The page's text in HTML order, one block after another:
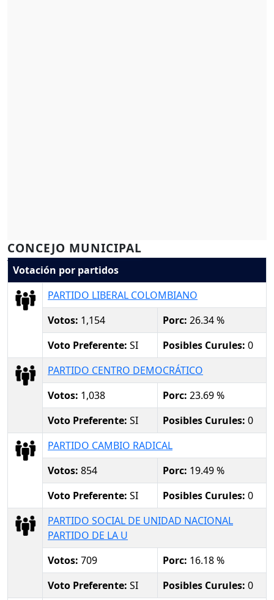
CONCEJO MUNICIPAL
Votación por partidos
PARTIDO LIBERAL COLOMBIANO
Votos: 1,154 Porc: 26.34 %
Voto Preferente: SI Posibles Curules: 0
PARTIDO CENTRO DEMOCRÁTICO
Votos: 1,038 Porc: 23.69 %
Voto Preferente: SI Posibles Curules: 0
PARTIDO CAMBIO RADICAL
Votos: 854 Porc: 19.49 %
Voto Preferente: SI Posibles Curules: 0
PARTIDO SOCIAL DE UNIDAD NACIONAL
PARTIDO DE LA U
Votos: 709 Porc: 16.18 %
Voto Preferente: SI Posibles Curules: 0